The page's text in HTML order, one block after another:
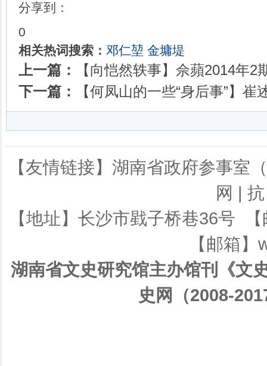
分享到：
0
相关热词搜索： 邓仁堃 金墉堤
上一篇：
【向恺然轶事】佘蘋2014年2
下一篇：
【何凤山的一些“身后事”】
【友情链接】 湖南省政府参事室
网 |
【地址】长沙市戥子桥巷36号
【邮箱
湖南省文史研究馆主办馆刊《文
史网（2008-